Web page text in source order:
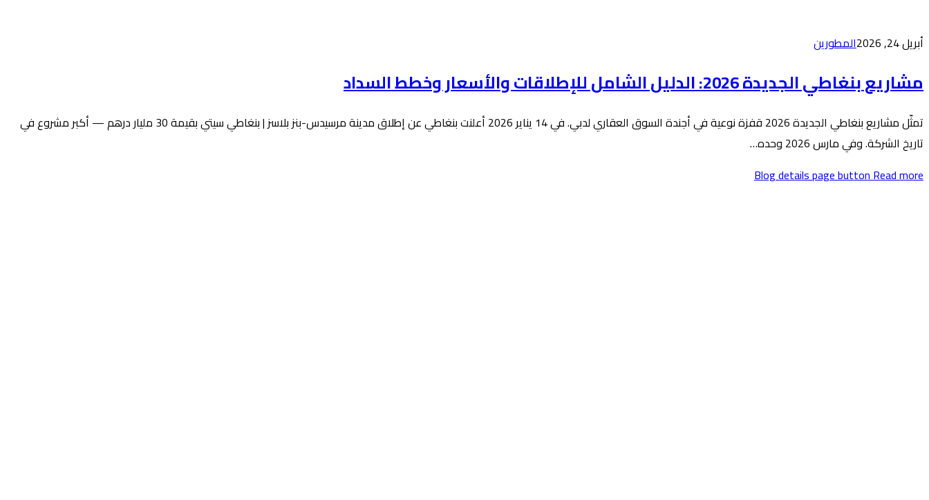
أبريل 24, 2026 المطورين
مشاريع بنغاطي الجديدة 2026: الدليل الشامل للإطلاقات والأسعار وخطط السداد
تمثّل مشاريع بنغاطي الجديدة 2026 قفزة نوعية في أجندة السوق العقاري لدبي. في 14 يناير 2026 أعلنت بنغاطي عن إطلاق مدينة مرسيدس-بنز بلاسز | بنغاطي سيتي بقيمة 30 مليار درهم — أكبر مشروع في
تاريخ الشركة. وفي مارس 2026 وحده…
Blog details page buttonRead more